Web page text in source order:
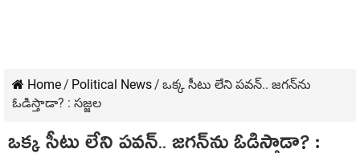
Home/ Political News/ ఒక్క సీటు లేని ప‌వ‌న్‌.. జ‌గ‌న్‌ను
ఓడిస్తాడా? : స‌జ్జ‌ల